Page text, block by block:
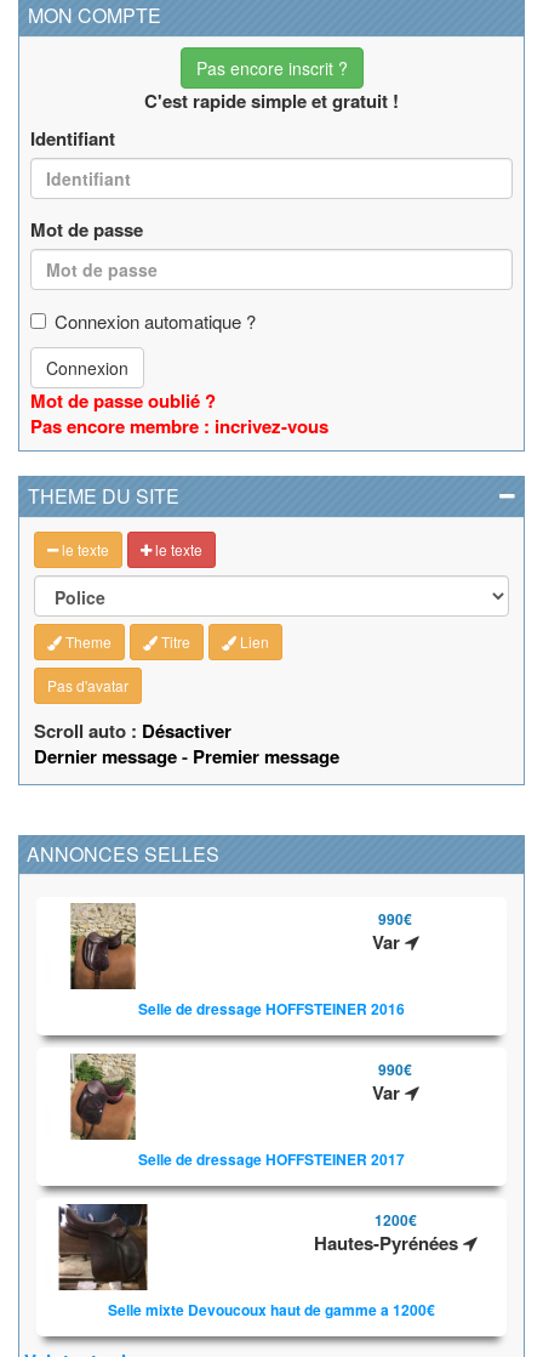
MON COMPTE
Pas encore inscrit ?
C'est rapide simple et gratuit !
Identifiant
Mot de passe
Connexion automatique ?
Connexion
Mot de passe oublié ?
Pas encore membre : incrivez-vous
THEME DU SITE
le texte le texte
Theme Titre Lien
Pas d'avatar
Scroll auto : Désactiver
Dernier message- Premier message
ANNONCES SELLES
990€
Var
Selle de dressage HOFFSTEINER 2016
990€
Var
Selle de dressage HOFFSTEINER 2017
1200€
Hautes-Pyrénées
Selle mixte Devoucoux haut de gamme a 1200€